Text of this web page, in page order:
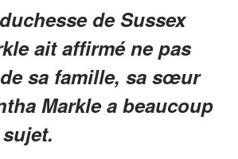
de Sussex
ait affirmé ne pas
sa famille, sa sœur
Markle a beaucoup